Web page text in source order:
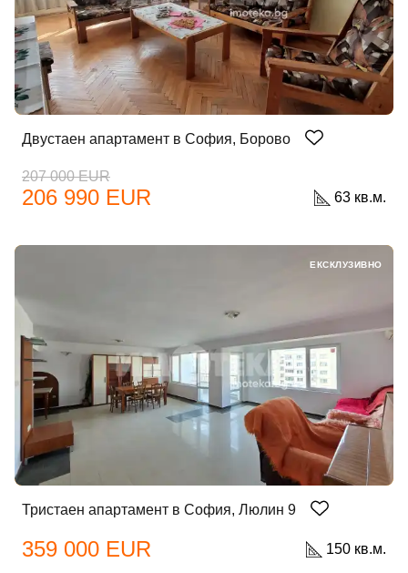
Двустаен апартамент в София, Борово
207 000 EUR
206 990 EUR 63 кв.м.
Тристаен апартамент в София, Люлин 9
359 000 EUR 150 кв.м.
ЕКСКЛУЗИВНО